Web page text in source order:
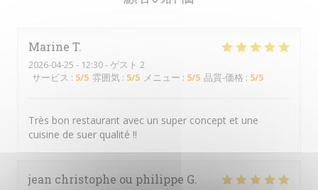
Marine T
2026-04-25 - 12:30 - ゲスト 2
サービス : 5/5 雰囲気 : 5/5 メニュー : 5/5 品質-価格 : 5/5
Très bon restaurant avec un super concept et une
cuisine de suer qualité !!
jean christophe ou philippe G